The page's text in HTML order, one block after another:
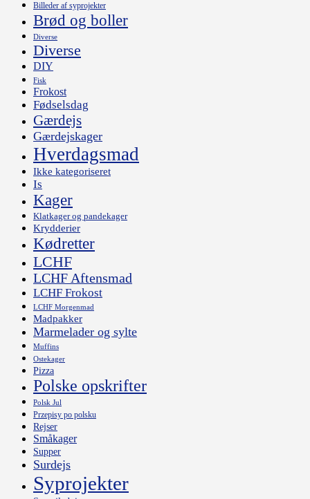
Billeder af syprojekter
Brød og boller
Diverse
Diverse
DIY
Fisk
Frokost
Fødselsdag
Gærdejs
Gærdejskager
Hverdagsmad
Ikke kategoriseret
Is
Kager
Klatkager og pandekager
Krydderier
Kødretter
LCHF
LCHF Aftensmad
LCHF Frokost
LCHF Morgenmad
Madpakker
Marmelader og sylte
Muffins
Ostekager
Pizza
Polske opskrifter
Polsk Jul
Przepisy po polsku
Rejser
Småkager
Supper
Surdejs
Syprojekter